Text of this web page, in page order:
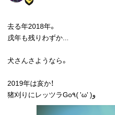
去る年2018年。
戌年も残りわずか...
犬さんさようなら。
2019年は亥か！
猪刈りにレッツラGo٩( 'ω' )و